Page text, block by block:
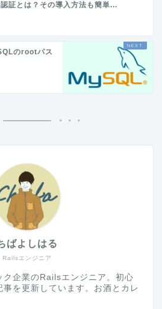
認証とは？その導入方法も簡単...
のrootパス
Railsエンジニア
ばよしはる
ク企業のRailsエンジニア。初心
を更新しています。お酒とカレ